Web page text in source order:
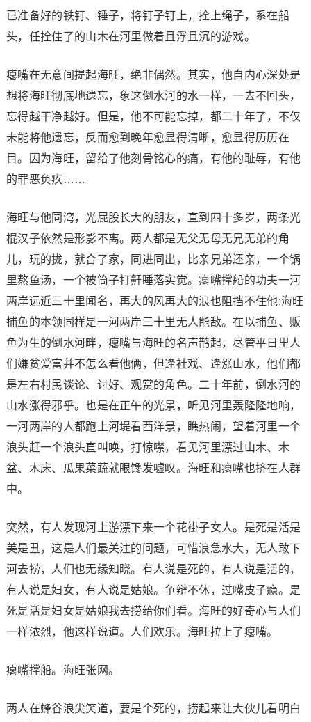
已准备好的铁钉、锤子，将钉子钉上，拴上绳子，系在船
头，任拴住了的山木在河里做着且浮且沉的游戏。
瘪嘴在无意间提起海旺，绝非偶然。其实，他自内心深处是
想将海旺彻底地遗忘，象这倒水河的水一样，一去不回头，
忘得越干净越好。但是，他不可能忘掉，都二十年了，不仅
未能将他遗忘，反而愈到晚年愈显得清晰，愈显得历历在
目。因为海旺，留给了他刻骨铭心的痛，有他的耻辱，有他
的罪恶负疚……
海旺与他同湾，光屁股长大的朋友，直到四十多岁，两条光
棍汉子依然是形影不离。两人都是无父无母无兄无弟的角
儿，玩的拢，就合了家，同进同出，比亲兄弟还亲，一个锅
里熬鱼汤，一个被筒子打鼾睡落实觉。瘪嘴撑船的功夫一河
两岸远近三十里闻名，再大的风再大的浪也阻挡不住他;海旺
捕鱼的本领同样是一河两岸三十里无人能敌。在以捕鱼、贩
鱼为生的倒水河畔，瘪嘴与海旺的名声鹊起，尽管平日里人
们嫌贫爱富并不怎么看他俩，但逢社戏、逢涨山水，他们都
是左右村民谈论、讨好、观赏的角色。二十年前，倒水河的
山水涨得邪乎。也是在正午的光景，听见河里轰隆隆地响，
一河两岸的人都跑上河堤看西洋景，瞧热闹，望着河里一个
浪头赶一个浪头直叫唤，打惊噤，看见河里漂过山木、木
盆、木床、瓜果菜蔬就眼馋发嘘叹。海旺和瘪嘴也挤在人群
中。
突然，有人发现河上游漂下来一个花褂子女人。是死是活是
美是丑，这是人们最关注的问题，可惜浪急水大，无人敢下
河去捞，人们也无缘知晓。有人说是死的，有人说是活的，
有人说是妇女，有人说是姑娘。争辩不休，过嘴皮子瘾。是
死是活是妇女是姑娘我去捞给你们看。海旺的好奇心与人们
一样浓烈，他这样说道。人们欢乐。海旺拉上了瘪嘴。
瘪嘴撑船。海旺张网。
两人在蜂谷浪尖笑道，要是个死的，捞起来让大伙儿看明白